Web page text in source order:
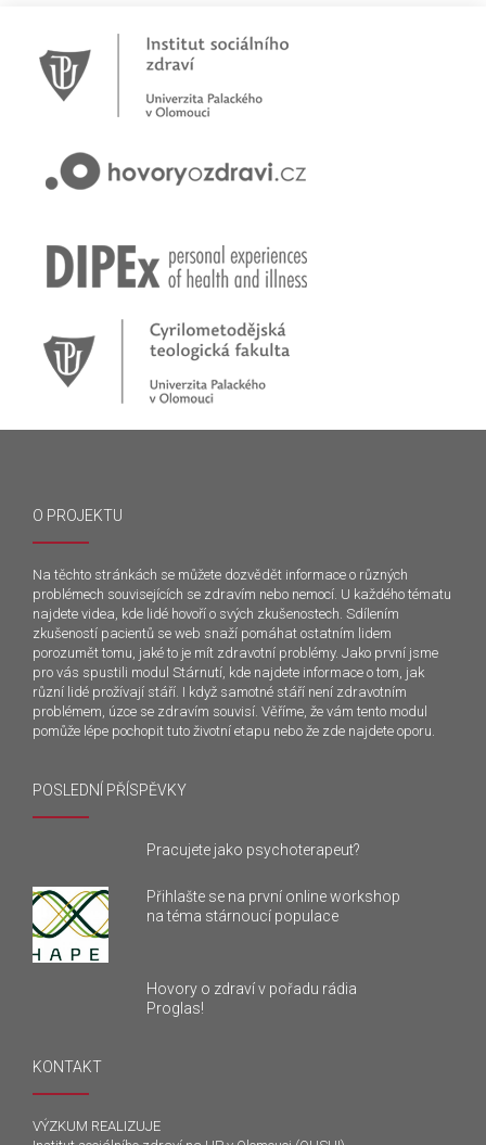
O PROJEKTU
Na těchto stránkách se můžete dozvědět informace o různých
problémech souvisejících se zdravím nebo nemocí. U každého tématu
najdete videa, kde lidé hovoří o svých zkušenostech. Sdílením
zkušeností pacientů se web snaží pomáhat ostatním lidem
porozumět tomu, jaké to je mít zdravotní problémy. Jako první jsme
pro vás spustili modul Stárnutí, kde najdete informace o tom, jak
různí lidé prožívají stáří. I když samotné stáří není zdravotním
problémem, úzce se zdravím souvisí. Věříme, že vám tento modul
pomůže lépe pochopit tuto životní etapu nebo že zde najdete oporu.
POSLEDNÍ PŘÍSPĚVKY
Pracujete jako psychoterapeut?
Přihlašte se na první online workshop
na téma stárnoucí populace
Hovory o zdraví v pořadu rádia
Proglas!
KONTAKT
VÝZKUM REALIZUJE